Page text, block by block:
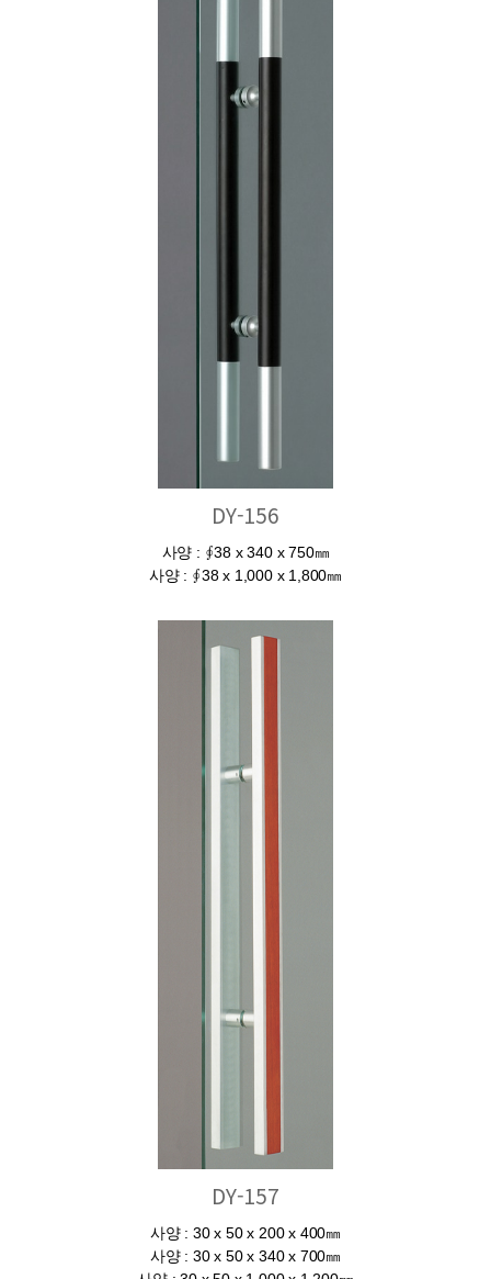
DY-156
사양 : ∮38 x 340 x 750㎜
사양 : ∮38 x 1,000 x 1,800㎜
DY-157
사양 : 30 x 50 x 200 x 400㎜
사양 : 30 x 50 x 340 x 700㎜